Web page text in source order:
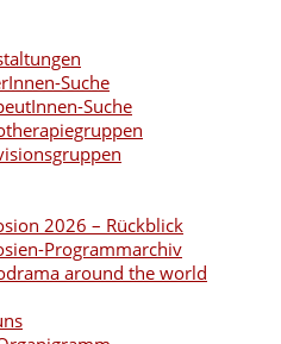
Suche
Suche
2026 – Rückblick
Programmarchiv
around the world